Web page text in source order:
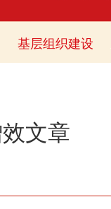
基层组织建设
文章